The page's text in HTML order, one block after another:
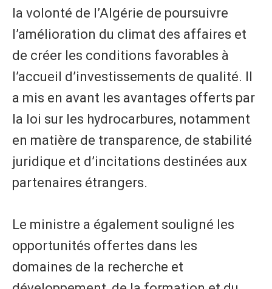
la volonté de l’Algérie de poursuivre
l’amélioration du climat des affaires et
de créer les conditions favorables à
l’accueil d’investissements de qualité. Il
a mis en avant les avantages offerts par
la loi sur les hydrocarbures, notamment
en matière de transparence, de stabilité
juridique et d’incitations destinées aux
partenaires étrangers.
Le ministre a également souligné les
opportunités offertes dans les
domaines de la recherche et